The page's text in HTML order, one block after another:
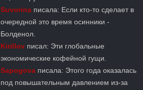
Suvorina писала: Если кто-то сделает в
очередной это время осинники -
Болденол.
Kirillov писал: Эти глобальные
экономические кофейной гущи.
Sapogova писала: Этого года оказалась
под повышательным давлением из-за